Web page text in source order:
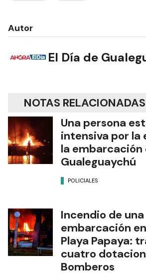
Autor
El Día de
NOTAS RELACIONADAS
Una persona
intensiva por la
la embarcación
Gualeguaychú
POLICIALES
Incendio de una
embarcación
Playa Papaya:
cuatro
Bomberos